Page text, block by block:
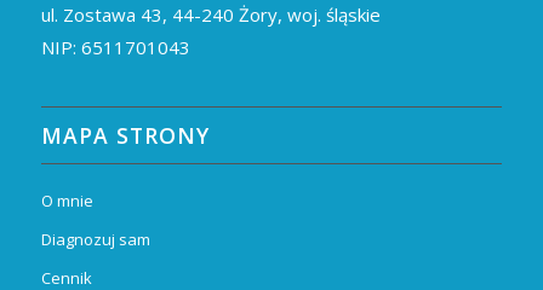
ul. Zostawa 43, 44-240 Żory, woj. śląskie
NIP: 6511701043
MAPA STRONY
O mnie
Diagnozuj sam
Cennik